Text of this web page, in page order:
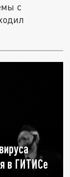
с
в ГИТИСе